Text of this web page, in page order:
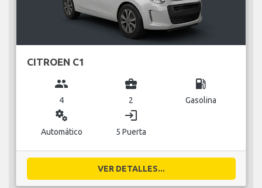
CITROEN C1
group
4
business_center
2
local_gas_station
Gasolina
miscellaneous_services
Automático
login
5 Puerta
VER DETALLES...